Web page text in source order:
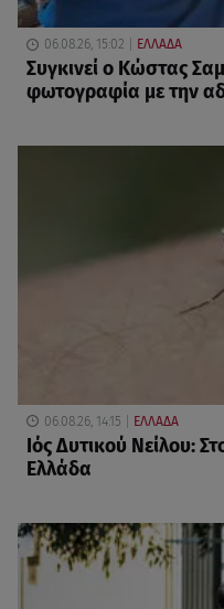
06.08.26, 15:02 ΕΛΛΑΔΑ
Συγκινεί ο Κώστας
φωτογραφία με την
06.08.26, 14:15 ΕΛΛΑΔΑ
Ιός Δυτικού Νείλου:
Ελλάδα